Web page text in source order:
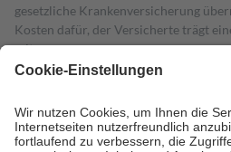
gesetzliche Krankenversicherung
Kosten dafür, der Versicherte trägt
mit.
Grundsätzlich leisten Mitglieder
höchstens zehn Euro.
Es sind jedoch
Kosten der Leistung zu entrichten.
Diese Regeln gelten grundsätzlich